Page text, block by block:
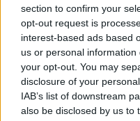
section to confirm your
opt-out request is
interest-based ads based
us or personal
your opt-out. You may
disclosure of your
IAB’s list of downstream
also be disclosed by us to
MUTV - Fiji TV három
teszi a klub TV
21 különbözõ területen.
szigetek, Cook-szigetek,